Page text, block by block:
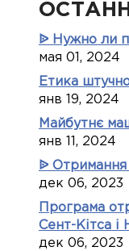
ᐉ Нужно ли
мая 01, 2024
Етика
янв 19, 2024
Майбутнє
янв 11, 2024
ᐉ Отримання
дек 06, 2023
Програма
Сент-Кітса і
дек 06, 2023